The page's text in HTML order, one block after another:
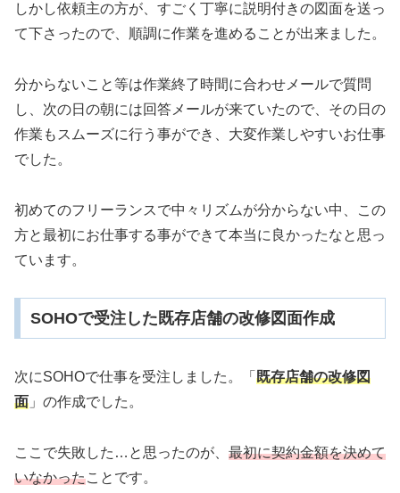
しかし依頼主の方が、すごく丁寧に説明付きの図面を送っ
て下さったので、順調に作業を進めることが出来ました。
分からないこと等は作業終了時間に合わせメールで質問
し、次の日の朝には回答メールが来ていたので、その日の
作業もスムーズに行う事ができ、大変作業しやすいお仕事
でした。
初めてのフリーランスで中々リズムが分からない中、この
方と最初にお仕事する事ができて本当に良かったなと思っ
ています。
SOHOで受注した既存店舗の改修図面作成
次にSOHOで仕事を受注しました。「 既存店舗の改修図
面 」の作成でした。
ここで失敗した…と思ったのが、 最初に契約金額を決めて
いなかったことです。